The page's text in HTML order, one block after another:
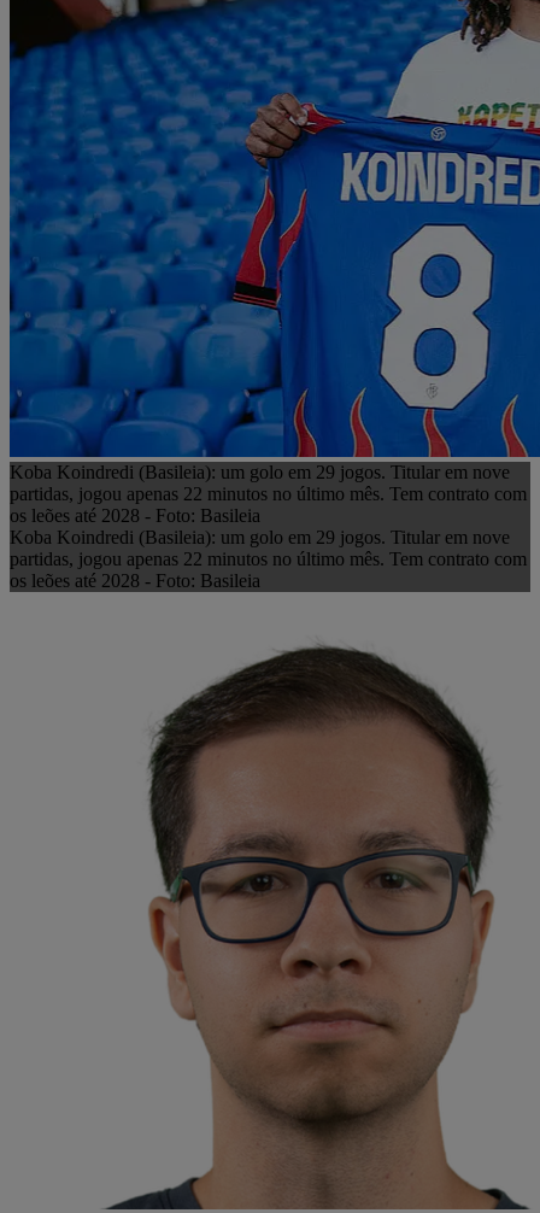
Koba Koindredi (Basileia): um golo em 29 jogos. Titular em nove
partidas, jogou apenas 22 minutos no último mês. Tem contrato com
os leões até 2028 - Foto: Basileia
Koba Koindredi (Basileia): um golo em 29 jogos. Titular em nove
partidas, jogou apenas 22 minutos no último mês. Tem contrato com
os leões até 2028 - Foto: Basileia